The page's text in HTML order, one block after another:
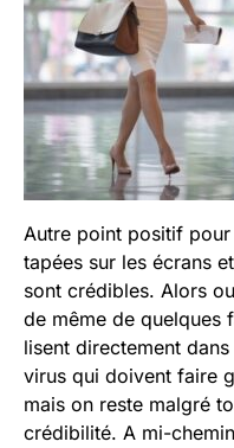
Autre point positif
tapées sur les écrans
sont crédibles. Alors
de même de quelques
lisent directement
virus qui doivent faire
mais on reste malgré
crédibilité. A mi-